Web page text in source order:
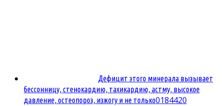
Дефицит этого минерала вызывает
бессонницу, стенокардию, тахикардию, астму, высокое
давление, остеопороз, изжогу и не только0184420